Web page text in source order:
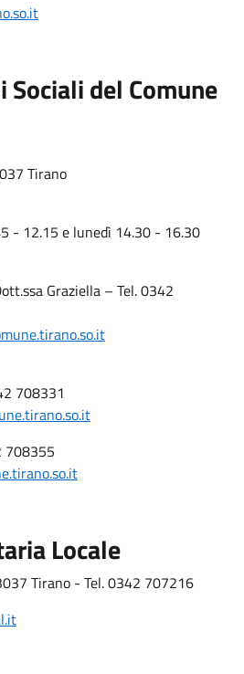
del Comune
Tirano
- 12.15 e lunedì 14.30 - 16.30
Graziella – Tel. 0342
708331
708355
Locale
Tirano - Tel. 0342 707216